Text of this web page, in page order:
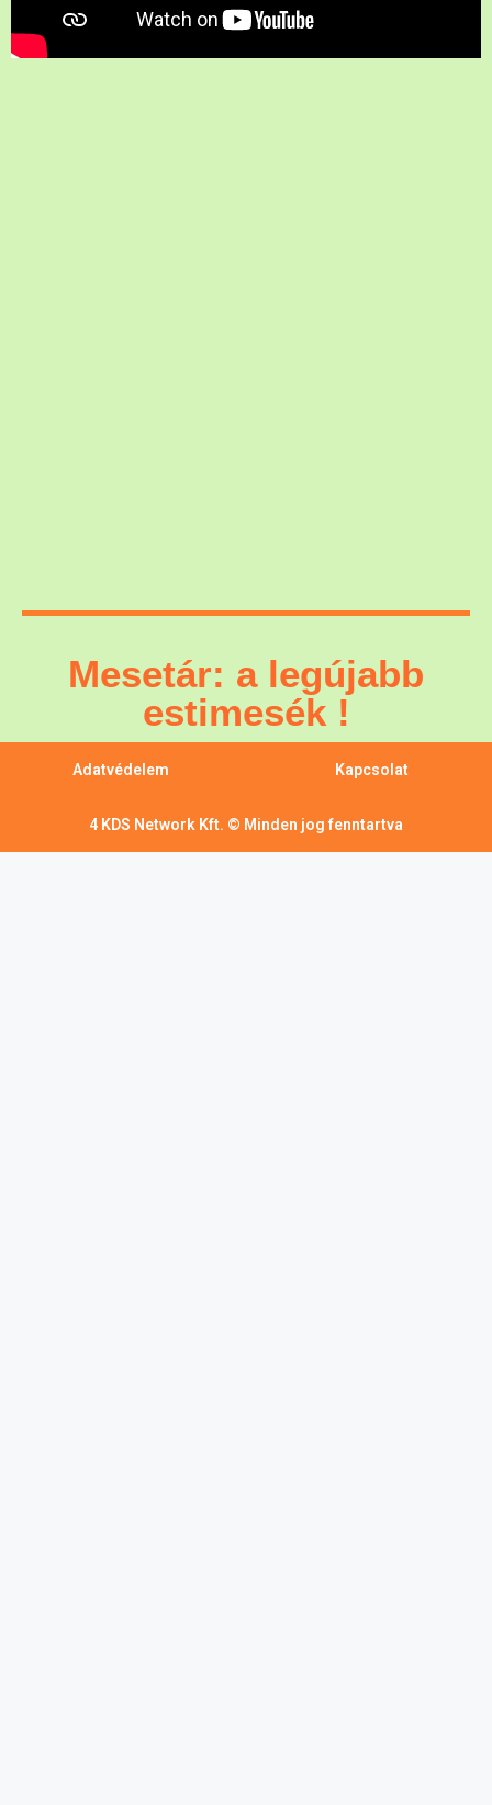
Mesetár: a legújabb
estimesék !
Adatvédelem Kapcsolat
4 KDS Network Kft. © Minden jog fenntartva